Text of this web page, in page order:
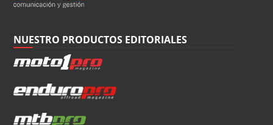
NUESTRO PRODUCTOS EDITORIALES